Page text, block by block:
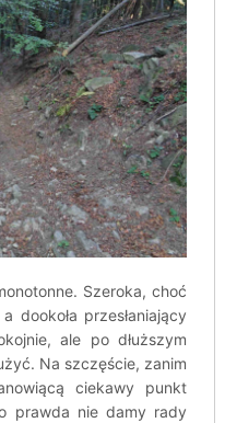
Szeroka, choć
dookoła przesłaniający
ale po dłuższym
Na szczęście, zanim
ciekawy punkt
prawda nie damy rady